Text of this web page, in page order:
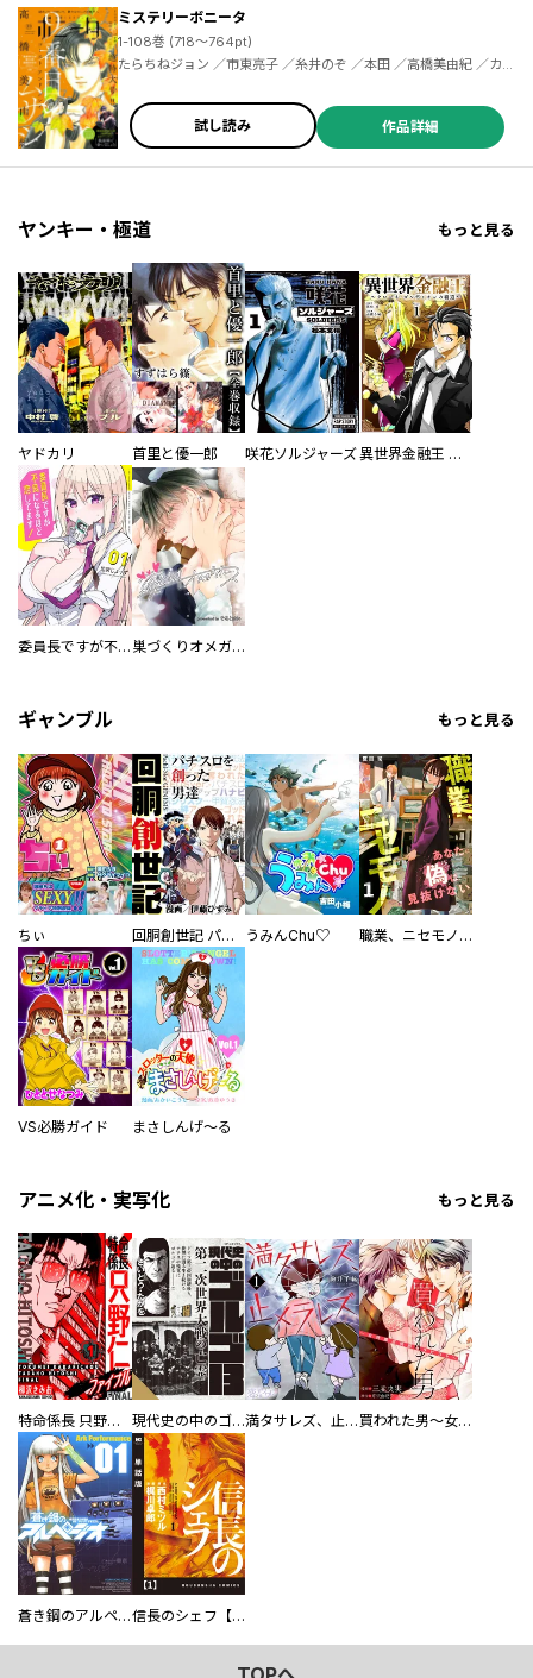
ミステリーボニータ
1-108巻 (718～764pt)
たらちねジョン ／市東亮子 ／糸井のぞ ／本田 ／高橋美由紀 ／カバネユエ ／三月病 ／秋田みやび ／遠野由来子 ／びっけ ／伊東潤 ／幾花にいろ ／桂明日香 ／青木朋 ／盆ノ木至 ／相尾灯自 ／丸岡九蔵 ／桑原水菜 ／浜田翔子 ／吉岡梅 ／たうみまゆ ／崇山祟 ／高階良子 ／赤石路代 ／青池保子 ／小川彌生 ／三枝陽子 ／酒井美羽 ／梅田阿比 ／浅井西 ／宇田川うた子 ／うり ／藤近小梅 ／ムラマツヒロキ ／川島よしお ／紫堂恭子 ／亀 ／ぱらり ／幸子プロモーション ／猪原賽
／乙畑里仁 ／雲田月子 ／浦沢直樹 ／迷子 ／藤田まぐろ ／梶本レイカ ／赤塚祭 ／希成 ／暁生ミミ ／のゆ ／小森さじ ／まさやかな ／ぴゃあ ／天津ゆかり ／さめまる ／ひかり旭 ／山村東 ／魔神ぐり子 ／夢井琴葉 ／紙島育 ／幸宮チノ ／中山星香 ／八谷美幸 ／青トキエ ／村瀬佳子 ／ひるのつき子 ／S井ミツル ／稲荷家房之介 ／遥夏 ／鍵空とみやき ／藤緒あい ／細田七ツ木 ／箱知子 ／月みとう ／草野祐 ／臓内ニガツ ／藤野ポチョムキン ／つゆきゆるこ ／永野のりこ ／おみおみ ／駅前街中
試し読み 作品詳細
ヤンキー・極道 もっと見る
ヤドカリ 首里と優一郎 咲花ソルジャーズ 異世界金融王 ～クローネ・ゴルディオンの覇道～
委員長ですが不良になるほど恋してます！ 巣づくりオメガバース
ギャンブル もっと見る
ちぃ 回胴創世記 パチスロを創った男達 うみんChu♡ 職業、ニセモノ～あなたに偽は見抜けない【電子単行本版】
VS必勝ガイド まさしんげ～る
アニメ化・実写化 もっと見る
特命係長 只野仁ファイナル 愛蔵版 現代史の中のゴルゴ13 満タサレズ、止メラレズ 買われた男～女性限定快感セラピスト～【描き下ろしおまけ付き特装版】
蒼き鋼のアルペジオ 信長のシェフ【単話版】